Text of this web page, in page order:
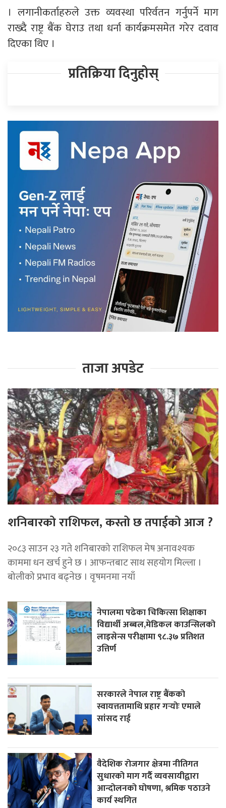
। लगानीकर्ताहरुले उक्त व्यवस्था परिर्वतन गर्नुपर्ने माग
राख्दै राष्ट्र बैंक घेराउ तथा धर्ना कार्यक्रमसमेत गरेर दवाव
दिएका थिए ।
प्रतिक्रिया दिनुहोस्
ताजा अपडेट
शनिबारको राशिफल, कस्तो छ तपाईको आज ?
२०८३ साउन २३ गते शनिबारको राशिफल मेष अनावश्यक
काममा धन खर्च हुने छ । आफन्तबाट साथ सहयोग मिल्ला ।
बोलीको प्रभाव बढ्नेछ । वृषमनमा नयाँ
नेपालमा पढेका चिकित्सा शिक्षाका
विद्यार्थी अब्बल,मेडिकल काउन्सिलको
लाइसेन्स परीक्षामा ९८.३७ प्रतिशत
उत्तिर्ण
सरकारले नेपाल राष्ट्र बैंकको
स्वायत्ततामाथि प्रहार गर्‍योः एमाले
सांसद राई
वैदेशिक रोजगार क्षेत्रमा नीतिगत
सुधारको माग गर्दै व्यवसायीद्वारा
आन्दोलनको घोषणा, श्रमिक पठाउने
कार्य स्थगित